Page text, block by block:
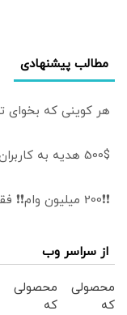
مطالب پیشنهادی
هر کوینی که بخوای
500$ هدیه به کاربران جدید،ثبت نام کن
❗❗200 میلیون وام❗❗ فقط با احراز هویت
از سراسر وب
محصولی
که
محصولی
که